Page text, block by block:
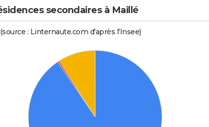
secondaires à Maillé
: Linternaute.com d'après l'Insee)